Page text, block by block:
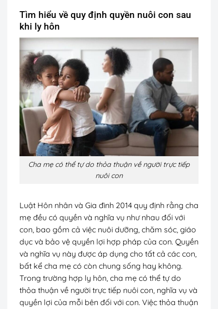
Tìm hiểu về quy định quyền nuôi con sau
khi ly hôn
Cha mẹ có thể tự do thỏa thuận về người trực tiếp
nuôi con
Luật Hôn nhân và Gia đình 2014 quy định rằng cha
mẹ đều có quyền và nghĩa vụ như nhau đối với
con, bao gồm cả việc nuôi dưỡng, chăm sóc, giáo
dục và bảo vệ quyền lợi hợp pháp của con. Quyền
và nghĩa vụ này được áp dụng cho tất cả các con,
bất kể cha mẹ có còn chung sống hay không.
Trong trường hợp ly hôn, cha mẹ có thể tự do
thỏa thuận về người trực tiếp nuôi con, nghĩa vụ và
quyền lợi của mỗi bên đối với con. Việc thỏa thuận